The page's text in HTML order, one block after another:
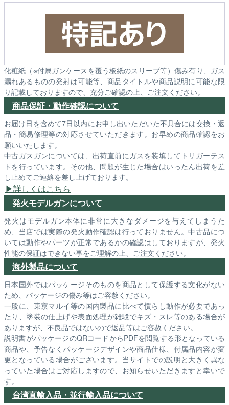
化粧紙（※付属ガンケースを覆う板紙のスリーブ等）傷み有り、ガス
漏れあるものの発射は可能等、商品タイトルや商品説明に可能な限
り記載しておりますので、充分ご確認の上、ご注文ください。
商品保証・動作確認について
お届け日を含めて7日以内にお申し出いただいた不具合には交換・返
品・簡易修理等の対応させていただきます。お早めの商品確認をお
願いいたします。
中古ガスガンについては、出荷直前にガスを装填してトリガーテス
トを行っています。その他、問題が生じた場合はいったん出荷を差
し止めてご連絡を差し上げております。
詳しくはこちら
発火モデルガンについて
発火はモデルガン本体に非常に大きなダメージを与えてしまうた
め、当店では実際の発火動作確認は行っておりません。中古品につ
いては動作やパーツが正常であるかの確認はしておりますが、発火
性能の保証はできない事をご理解の上、ご注文ください。
海外製品について
日本国外ではパッケージそのものを商品として保護する文化がない
ため、パッケージの傷み等はご容赦ください。
一般に、東京マルイ等の国内製品に比べて慣らし動作が必要であっ
たり、塗装の仕上げや表面処理が雑駁でキズ・スレ等のある場合が
ありますが、不良品ではないので返品等はご容赦ください。
説明書がパッケージのQRコードからPDFを閲覧する形となっている
商品や、予告なくパッケージデザインや商品仕様、付属品内容が変
更となっている場合がございます。当サイトでの説明と大きく異な
っていた場合はご対応しますので、お知らせいただきますと幸いで
す。
台湾直輸入品・並行輸入品について